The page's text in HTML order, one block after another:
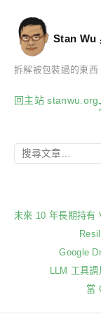
Stan Wu
拆解被包裝過的東
回主站 stanwu.org
未來 10 年長期持有
Google
LLM 工具
當